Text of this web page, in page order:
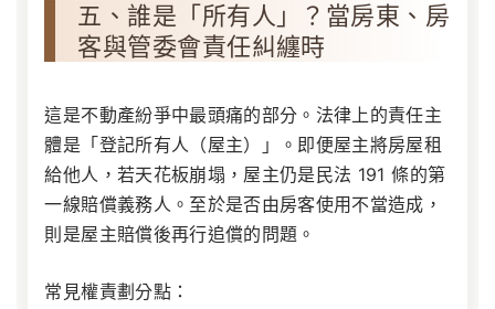
五、誰是「所有人」？當房東、房
客與管委會責任糾纏時
這是不動產紛爭中最頭痛的部分。法律上的責任主
體是「登記所有人（屋主）」。即便屋主將房屋租
給他人，若天花板崩塌，屋主仍是民法 191 條的第
一線賠償義務人。至於是否由房客使用不當造成，
則是屋主賠償後再行追償的問題。
常見權責劃分點：